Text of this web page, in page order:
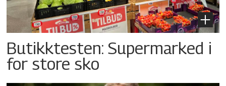
Butikktesten: Supermarked i
for store sko